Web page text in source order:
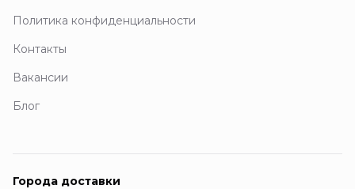
Политика конфиденциальности
Контакты
Вакансии
Блог
Города доставки